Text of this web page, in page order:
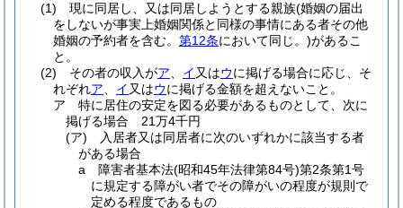
(1)
現に同居し、又は同居しようとする親族(婚姻の届出
をしないが事実上婚姻関係と同様の事情にある者その他
婚姻の予約者を含む。 第12条において同じ。)があるこ
と。
(2)
その者の収入がア イ 又はウに掲げる場合に応じ、そ
れぞれア イ 又はウに掲げる金額を超えないこと。
ア
特に居住の安定を図る必要があるものとして、次に
掲げる場合 21万4千円
(ア)
入居者又は同居者に次のいずれかに該当する者
がある場合
a
障害者基本法(昭和45年法律第84号)第2条第1号
に規定する障がい者でその障がいの程度が規則で
定める程度であるもの